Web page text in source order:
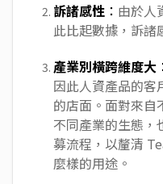
訴諸感性 ： 由於人
此比起數據，訴諸
產業別橫跨維度大
因此人資產品的客
的店面。面對來自
不同產業的生態，
募流程，以釐清
麼樣的用途。